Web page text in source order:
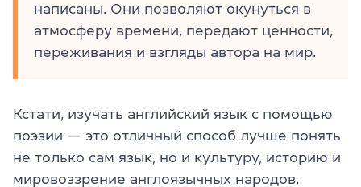
написаны. Они позволяют окунуться в
атмосферу времени, передают ценности,
переживания и взгляды автора на мир.
Кстати, изучать английский язык с помощью
поэзии — это отличный способ лучше понять
не только сам язык, но и культуру, историю и
мировоззрение англоязычных народов.